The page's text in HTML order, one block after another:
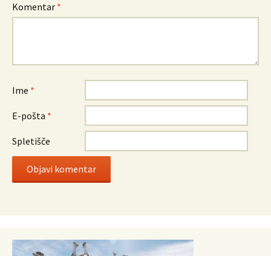
Komentar *
Ime *
E-pošta *
Spletišče